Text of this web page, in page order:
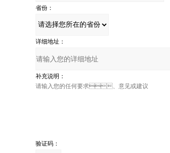
省份：
详细地址：
补充说明：
验证码：